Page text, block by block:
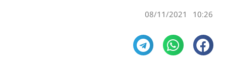
10:26
08/11/2021